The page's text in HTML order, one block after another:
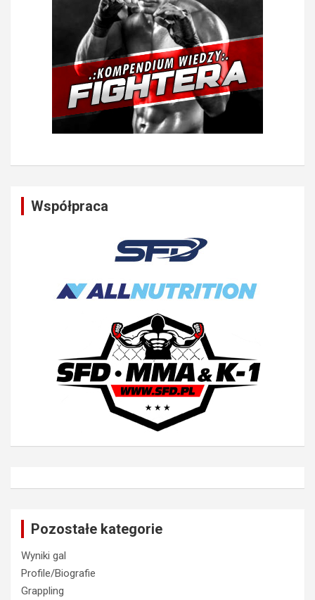
Współpraca
Pozostałe kategorie
Wyniki gal
Profile/Biografie
Grappling